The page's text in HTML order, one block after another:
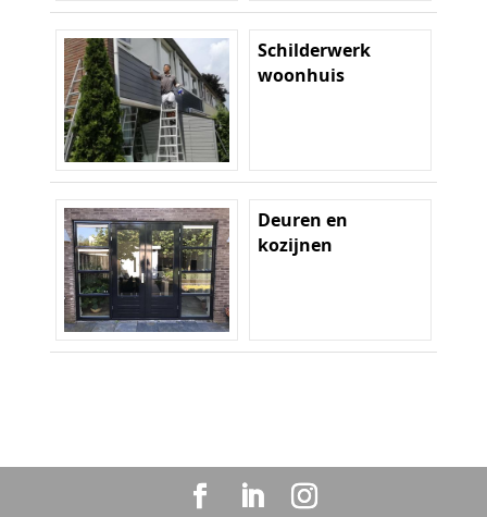
Schilderwerk
woonhuis
Deuren en
kozijnen